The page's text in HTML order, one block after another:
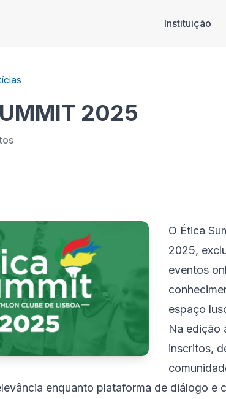
Instituição
2025
O Ética
2025,
eventos
espaço
Na edição
inscritos,
enquanto plataforma de diálogo e